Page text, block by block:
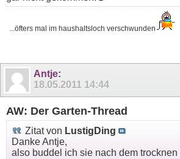
...öfters mal im haushaltsloch verschwunden
Antje:
18.05.2011 14:44
AW: Der Garten-Thread
Zitat von LustigDing
Danke Antje,
also buddel ich sie nach dem